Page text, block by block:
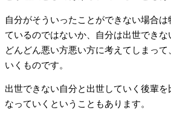
自分がそういったことができない場合
ているのではないか、自分は出世できな
どんどん悪い方悪い方に考えてしまっ
いくものです。
出世できない自分と出世していく後輩
なっていくということもあります。